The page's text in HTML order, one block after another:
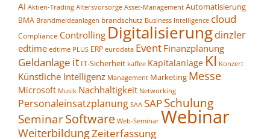
AI Aktien-Trading Altersvorsorge Asset-Management Automatisierung
BMA Brandmeldeanlagen brandschutz Business Intelligence cloud
Compliance Controlling Digitalisierungdinzler
edtime edtime PLUS ERP eurodata Event Finanzplanung
Geldanlage it IT-Sicherheit kaffee Kapitalanlage KI Konzert
Künstliche Intelligenz Management Marketing Messe
Microsoft Musik Nachhaltigkeit Networking
Personaleinsatzplanung SAA SAPSchulung
SeminarSoftware Web-Seminar Webinar
WeiterbildungZeiterfassung